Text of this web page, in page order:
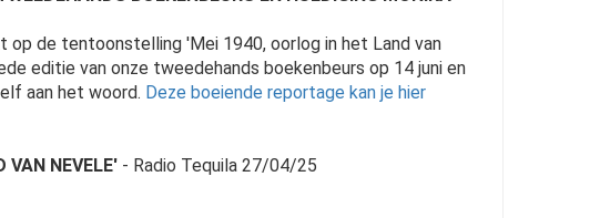
op de tentoonstelling 'Mei 1940, oorlog in het Land van
editie van onze tweedehands boekenbeurs op 14 juni en
aan het woord. Deze boeiende reportage kan je hier
VAN NEVELE' - Radio Tequila 27/04/25